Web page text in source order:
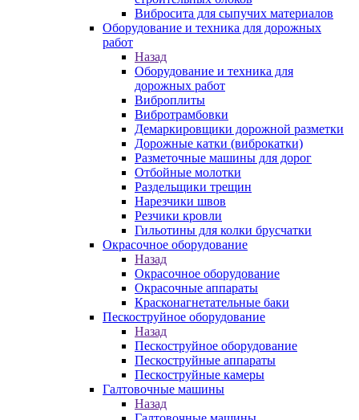
Вибросита для сыпучих материалов
Оборудование и техника для дорожных
работ
Назад
Оборудование и техника для
дорожных работ
Виброплиты
Вибротрамбовки
Демаркировщики дорожной разметки
Дорожные катки (виброкатки)
Разметочные машины для дорог
Отбойные молотки
Раздельщики трещин
Нарезчики швов
Резчики кровли
Гильотины для колки брусчатки
Окрасочное оборудование
Назад
Окрасочное оборудование
Окрасочные аппараты
Красконагнетательные баки
Пескоструйное оборудование
Назад
Пескоструйное оборудование
Пескоструйные аппараты
Пескоструйные камеры
Галтовочные машины
Назад